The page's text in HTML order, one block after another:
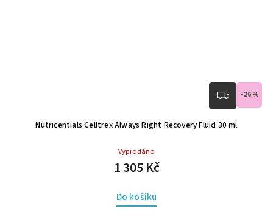
–26 %
Nutricentials Celltrex Always Right Recovery Fluid 30 ml
Vyprodáno
1 305 Kč
Do košíku